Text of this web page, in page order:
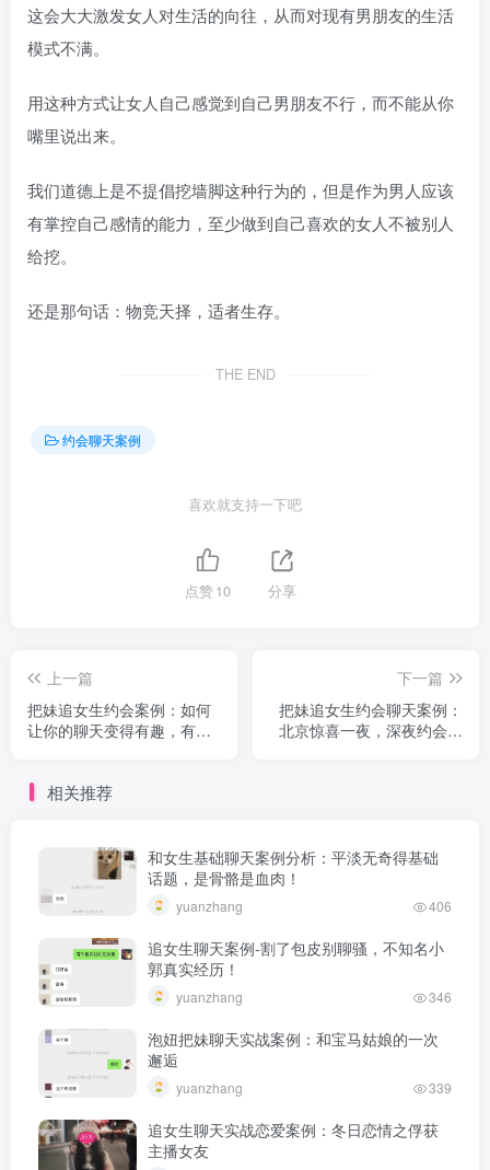
这会大大激发女人对生活的向往，从而对现有男朋友的生活
模式不满。
用这种方式让女人自己感觉到自己男朋友不行，而不能从你
嘴里说出来。
我们道德上是不提倡挖墙脚这种行为的，但是作为男人应该
有掌控自己感情的能力，至少做到自己喜欢的女人不被别人
给挖。
还是那句话：物竞天择，适者生存。
THE END
约会聊天案例
喜欢就支持一下吧
点赞10 分享
上一篇
把妹追女生约会案例：如何
让你的聊天变得有趣，有趣
下一篇
把妹追女生约会聊天案例：
北京惊喜一夜，深夜约会北
相关推荐
和女生基础聊天案例分析：平淡无奇得基础
话题，是骨骼是血肉！
yuanzhang 406
追女生聊天案例-割了包皮别聊骚，不知名小
郭真实经历！
yuanzhang 346
泡妞把妹聊天实战案例：和宝马姑娘的一次
邂逅
yuanzhang 339
追女生聊天实战恋爱案例：冬日恋情之俘获
主播女友